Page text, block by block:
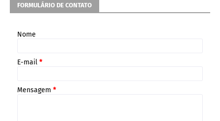
FORMULÁRIO DE CONTATO
Nome
E-mail *
Mensagem *